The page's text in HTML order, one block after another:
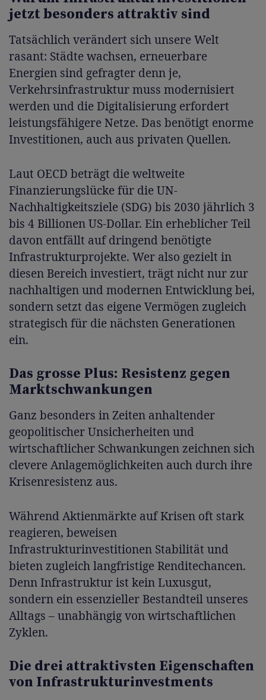
jetzt besonders attraktiv sind
Tatsächlich verändert sich unsere Welt
rasant: Städte wachsen, erneuerbare
Energien sind gefragter denn je,
Verkehrsinfrastruktur muss modernisiert
werden und die Digitalisierung erfordert
leistungsfähigere Netze. Das benötigt enorme
Investitionen, auch aus privaten Quellen.
Laut OECD beträgt die weltweite
Finanzierungslücke für die UN-
Nachhaltigkeitsziele (SDG) bis 2030 jährlich 3
bis 4 Billionen US-Dollar. Ein erheblicher Teil
davon entfällt auf dringend benötigte
Infrastrukturprojekte. Wer also gezielt in
diesen Bereich investiert, trägt nicht nur zur
nachhaltigen und modernen Entwicklung bei,
sondern setzt das eigene Vermögen zugleich
strategisch für die nächsten Generationen
ein.
Das grosse Plus: Resistenz gegen
Marktschwankungen
Ganz besonders in Zeiten anhaltender
geopolitischer Unsicherheiten und
wirtschaftlicher Schwankungen zeichnen sich
clevere Anlagemöglichkeiten auch durch ihre
Krisenresistenz aus.
Während Aktienmärkte auf Krisen oft stark
reagieren, beweisen
Infrastrukturinvestitionen Stabilität und
bieten zugleich langfristige Renditechancen.
Denn Infrastruktur ist kein Luxusgut,
sondern ein essenzieller Bestandteil unseres
Alltags – unabhängig von wirtschaftlichen
Zyklen.
Die drei attraktivsten Eigenschaften
von Infrastrukturinvestments